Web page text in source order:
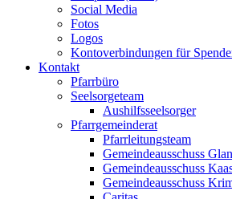
Social Media
Fotos
Logos
Kontoverbindungen für
Kontakt
Pfarrbüro
Seelsorgeteam
Aushilfsseelsorger
Pfarrgemeinderat
Pfarrleitungsteam
Gemeindeausschuss
Gemeindeausschuss
Gemeindeausschuss